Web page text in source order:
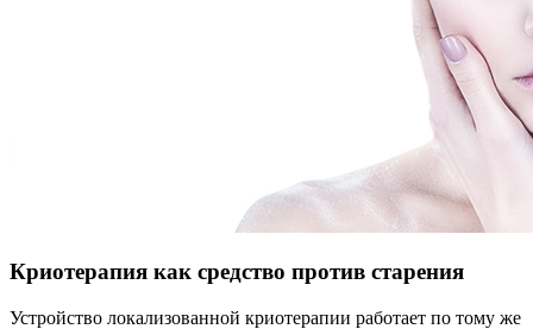
Криотерапия как средство против старения
Устройство локализованной криотерапии работает по тому же